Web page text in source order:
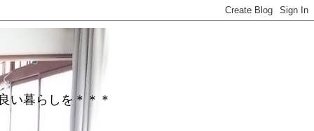
い暮らしを＊＊＊